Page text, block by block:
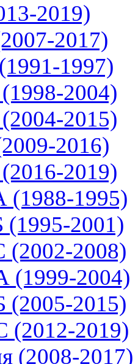
2019)
2017)
1997)
2004)
2015)
2016)
2019)
(1988-1995)
(1995-2001)
(2002-2008)
(1999-2004)
(2005-2015)
(2012-2019)
(2008-2017)